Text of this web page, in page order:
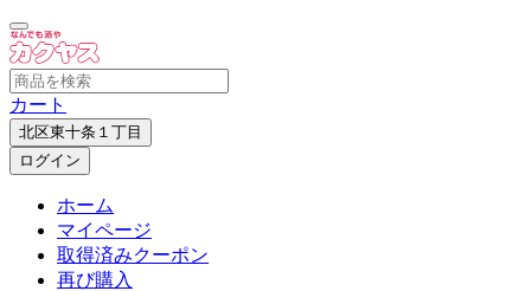
カート
北区東十条１丁目
ログイン
ホーム
マイページ
取得済みクーポン
再び購入